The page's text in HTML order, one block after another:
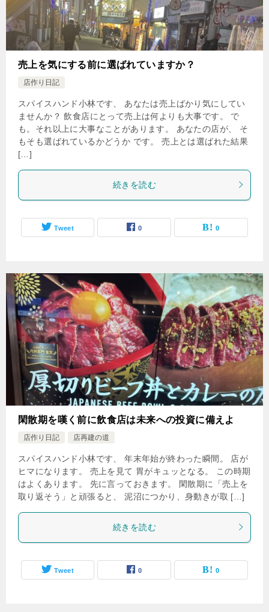
売上を気にする前に選ばれていますか？
店作り日記
スパイスハンド小林です、 あなたは売上ばかり気にしてい
ませんか？ 飲食店にとって売上は何よりも大事です。 で
も。それ以上に大事なことがあります。 あなたの店が、 そ
もそも選ばれているかどうか です。 売上とは選ばれた結果
[…]
続きを読む
Tweet 0 0
閑散期を嘆く前に飲食店は未来への投資に備えよ
店作り日記 店再建の道
スパイスハンド小林です、 年末年始が終わった瞬間。 店が
ヒマになります。 売上を見て 胃がキュッとなる。 この時期
はよくあります。 先に言っておきます。 閑散期に「売上を
取り返そう」と頑張ると、 泥沼につかり、身動きが取 […]
続きを読む
Tweet 0 0